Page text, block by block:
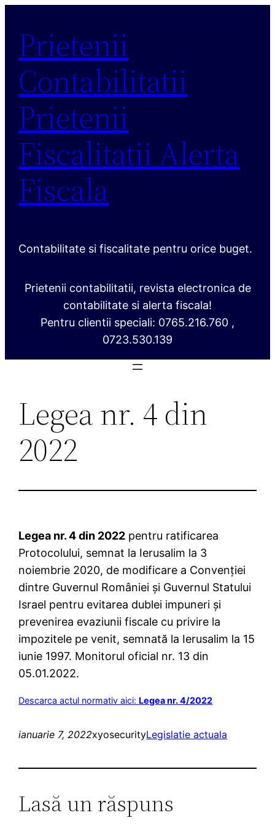
conținut
Prietenii
Contabilitatii
Prietenii
Fiscalitatii Alerta
Fiscala
Contabilitate si fiscalitate pentru orice buget.
Prietenii contabilitatii, revista electronica de
contabilitate si alerta fiscala!
Pentru clientii speciali: 0765.216.760 ,
0723.530.139
Legea nr. 4 din
2022
Legea nr. 4 din 2022 pentru ratificarea
Protocolului, semnat la Ierusalim la 3
noiembrie 2020, de modificare a Convenţiei
dintre Guvernul României şi Guvernul Statului
Israel pentru evitarea dublei impuneri şi
prevenirea evaziunii fiscale cu privire la
impozitele pe venit, semnată la Ierusalim la 15
iunie 1997. Monitorul oficial nr. 13 din
05.01.2022.
Descarca actul normativ aici: Legea nr. 4/2022
ianuarie 7, 2022xyosecurityLegislatie actuala
Lasă un răspuns